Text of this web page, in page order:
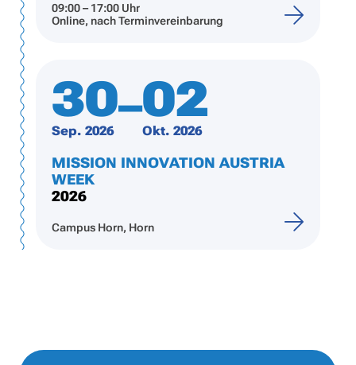
09:00 – 17:00 Uhr
Online, nach Terminvereinbarung
30
Sep. 2026 –02
Okt. 2026
MISSION INNOVATION AUSTRIA
WEEK
2026
Campus Horn, Horn